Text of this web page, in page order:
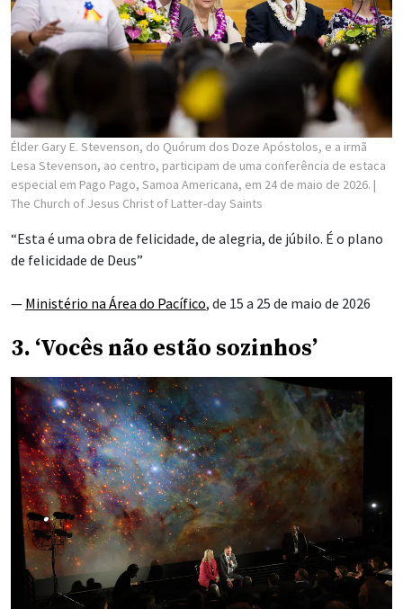
Élder Gary E. Stevenson, do Quórum dos Doze Apóstolos, e a irmã
Lesa Stevenson, ao centro, participam de uma conferência de estaca
especial em Pago Pago, Samoa Americana, em 24 de maio de 2026. |
The Church of Jesus Christ of Latter-day Saints
“Esta é uma obra de felicidade, de alegria, de júbilo. É o plano
de felicidade de Deus”
— Ministério na Área do Pacífico, de 15 a 25 de maio de 2026
3. ‘Vocês não estão sozinhos’